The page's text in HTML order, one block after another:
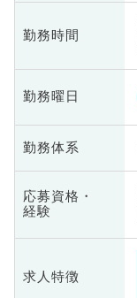
勤務時間
勤務曜日
勤務体系
応募資格・
経験
求人特徴